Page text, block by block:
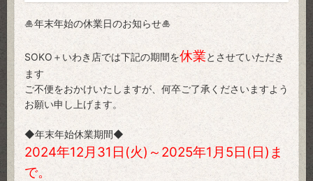
🎍年末年始の休業日のお知らせ🎍
SOKO＋いわき店では下記の期間を休業とさせていただき
ます
ご不便をおかけいたしますが、何卒ご了承くださいますよう
お願い申し上げます。
◆年末年始休業期間◆
2024年12月31日(火)～2025年1月5日(日)ま
で。